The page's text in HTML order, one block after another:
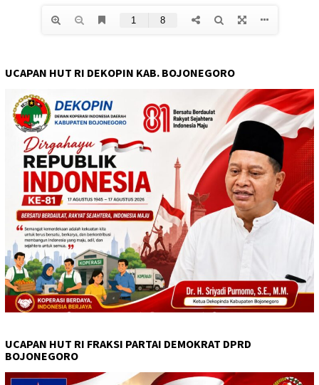
UCAPAN HUT RI DEKOPIN KAB. BOJONEGORO
UCAPAN HUT RI FRAKSI PARTAI DEMOKRAT DPRD
BOJONEGORO